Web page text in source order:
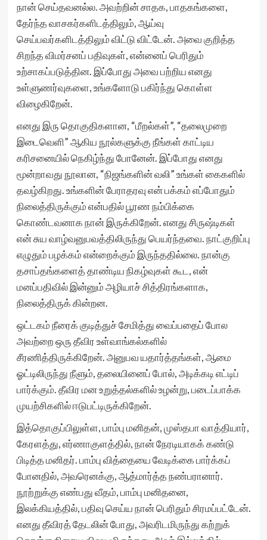
நான் செய்தவனல்ல. அவற்றின் சாதக, பாதகங்களை,
தேர்ந்த வாசகர்களிடத்திலும், ஆய்வு
செய்பவர்களிடத்திலும் விட்டு விட்டேன். அவை குறித்த
சிறந்த விமர்சனப் பதிவுகள், என்னைப் பெரிதும்
உற்சாகப்படுத்தின. இப்போது அவை பற்றிய எனது
உள்ளுணர்வுகளை, உங்களோடு பகிர்ந்து கொள்ள
விழைகிறேன்.
எனது இரு தொகுதிகளான, “மீறல்கள்”, “தலைமுறை
இடைவெளி” ஆகிய நூல்களுக்கு நீங்கள் காட்டிய
கரிசனையில் நெகிழ்ந்து போனேன். இப்போது எனது
மூன்றாவது நூலான, “நிஜங்களின் வலி” உங்கள் கைகளில்
தவழ்கிறது. உங்களின் பேராதரவு என் பக்கம் எப்போதும்
நிலைத்திருக்கும் என்பதில் பூரண நம்பிக்கை
கொண்டவனாக நான் இருக்கிறேன். எனது சிருஷ்டிகள்
என் சுய வாழ்வனுபவத்திலிருந்து பெயர்ந்தவை. நாட்குறிப்பு
எழுதும் பழக்கம் என்றைக்கும் இருந்ததில்லை. நான்கு
தசாப்தங்களைத் தாண்டிய நிகழ்வுகள் கூட, என்
மனப்பதிவில் இன்னும் அழியாச் சித்திரங்களாக,
நிலைத்திருக் கின்றன.
ஒட்டகம் நீரைக் குடித்துச் சேமித்து வைப்பதைப் போல
அவற்றை ஒரு தீவிர உள்வாங்கல்களில்
சீரணித்திருக்கிறேன். அனுபவ யதார்த்தங்கள், ஆமை
ஓட்டிலிருந்து நீளும், தலையினைப் போல், அடிக்கடி எட்டிப்
பார்க்கும். தீவிர மன உறுத்தல்களில் உழன்று, படைப்பாக்க
முயற்சிகளில் ஈடுபட்டிருக்கிறேன்.
இத்தொகுப்பிலுள்ள, பாம்பு மனிதன், முஸ்தபா வாத்தியார்,
கேரளத்து, எர்ணாகுளத்தில், நான் நேரடியாகக் கண்டு
பிடித்த மனிதர். பாம்பு வித்தையை வேடிக்கை பார்க்கப்
போனதில், அவரெனக்கு, ஆத்மார்த்த நண்பரானார்.
நூற்றுக்கு எண்பது வீதம், பாம்பு மனிதனை,
இலக்கியத்தில், பதிவு செய்ய நான் பெரிதும் சிரமப்பட்டேன்.
எனது தீவிரத் தேடலின் போது, அவரிடமிருந்து கற்றுக்